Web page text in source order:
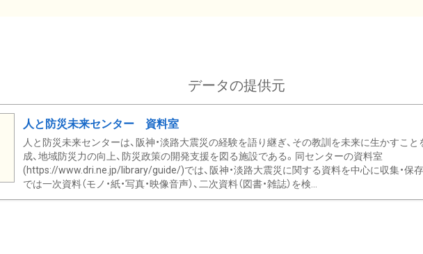
データの提供元
人と防災未来センター 資料室
人と防災未来センターは、阪神・淡路大震災の経験を語り継ぎ、その教訓を未来に生かすこと
成、地域防災力の向上、防災政策の開発支援を図る施設である。同センターの資料室
(https://www.dri.ne.jp/library/guide/)では、阪神・淡路大震災に関する資料を中心に収集・保
では一次資料（モノ・紙・写真・映像音声）、二次資料（図書・雑誌）を検...